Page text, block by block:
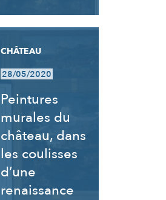
CHÂTEAU
28/05/2020
Peintures
murales du
château, dans
les coulisses
d’une
renaissance